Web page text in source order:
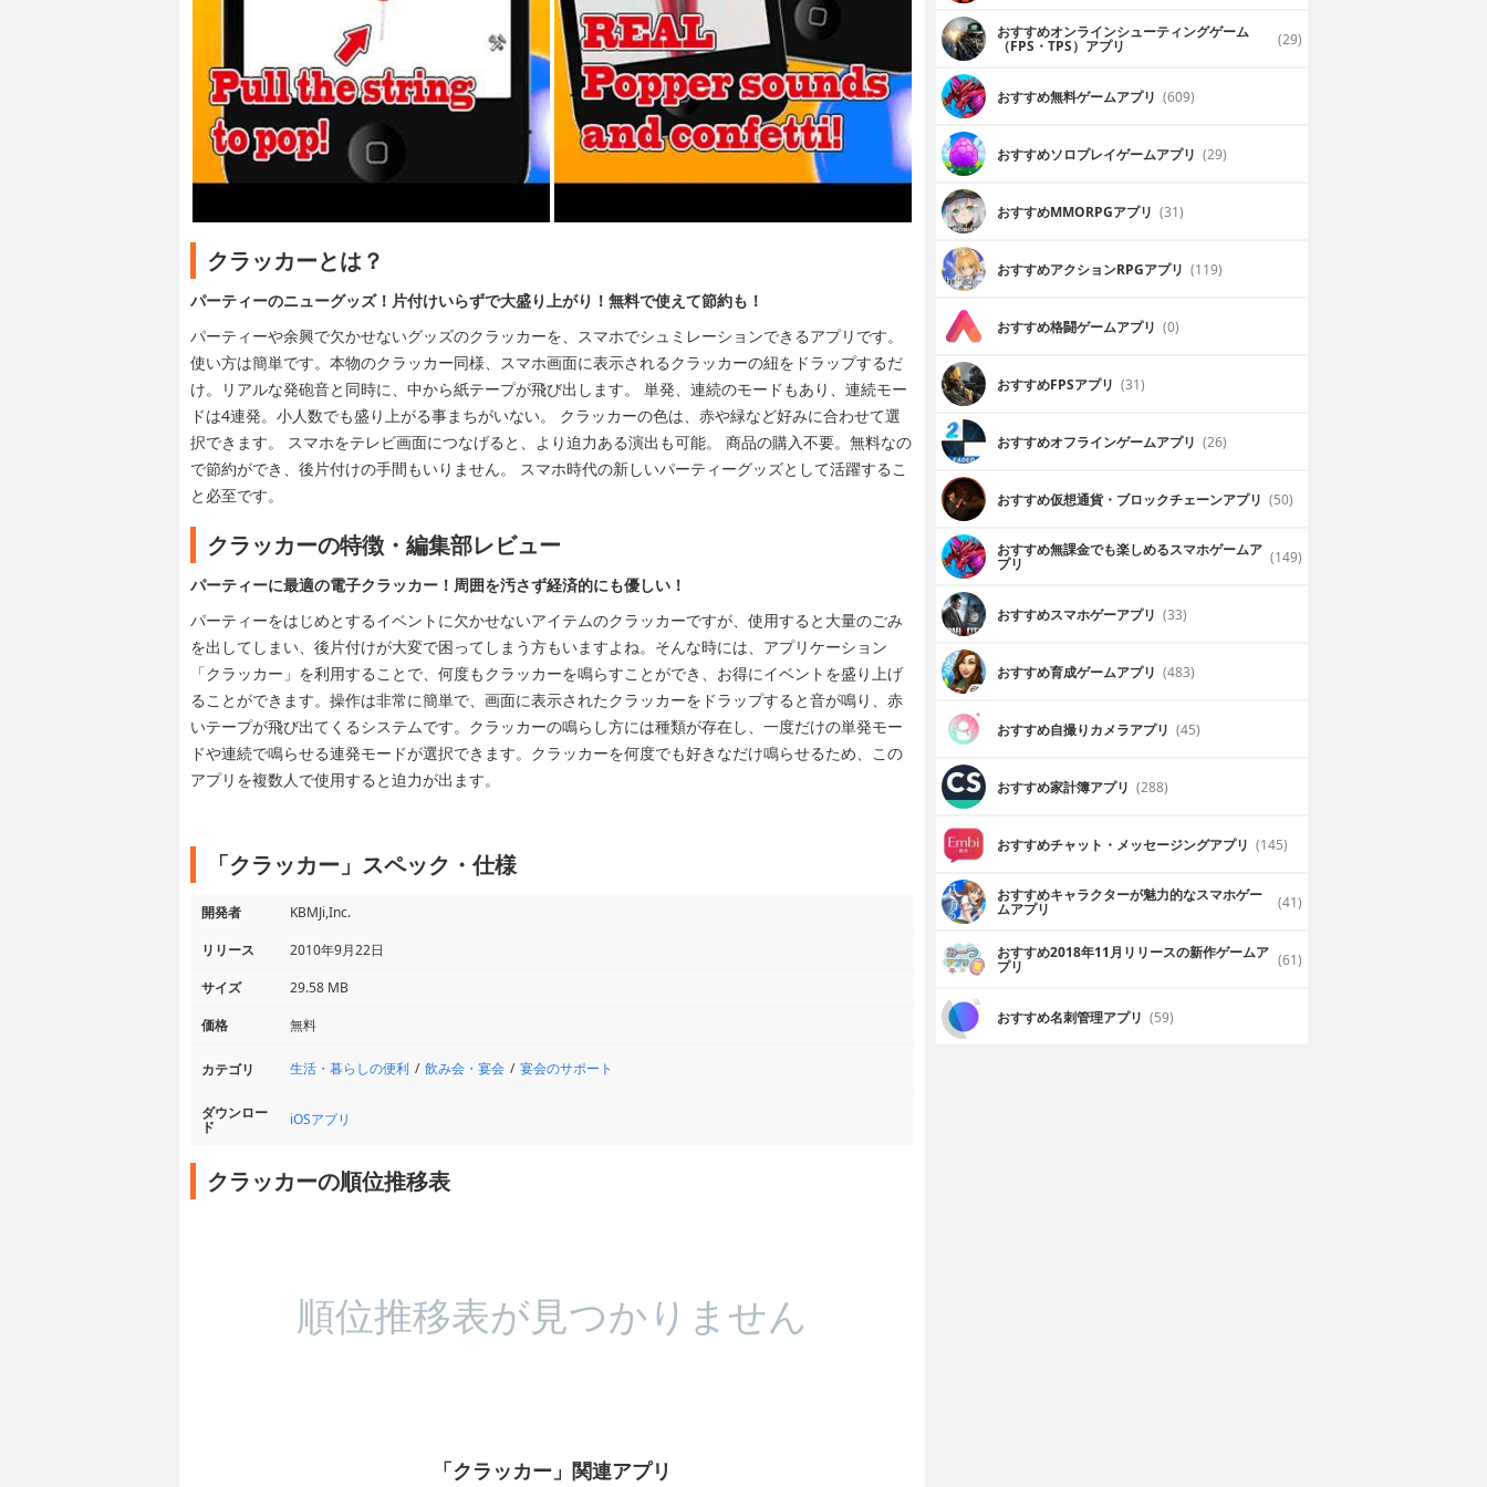
クラッカーとは？
パーティーのニューグッズ！片付けいらずで大盛り上がり！無料で使えて節約も！
パーティーや余興で欠かせないグッズのクラッカーを、スマホでシュミレーションできるアプリです。
使い方は簡単です。本物のクラッカー同様、スマホ画面に表示されるクラッカーの紐をドラップするだ
け。リアルな発砲音と同時に、中から紙テープが飛び出します。 単発、連続のモードもあり、連続モー
ドは4連発。小人数でも盛り上がる事まちがいない。 クラッカーの色は、赤や緑など好みに合わせて選
択できます。 スマホをテレビ画面につなげると、より迫力ある演出も可能。 商品の購入不要。無料なの
で節約ができ、後片付けの手間もいりません。 スマホ時代の新しいパーティーグッズとして活躍するこ
と必至です。
クラッカーの特徴・編集部レビュー
パーティーに最適の電子クラッカー！周囲を汚さず経済的にも優しい！
パーティーをはじめとするイベントに欠かせないアイテムのクラッカーですが、使用すると大量のごみ
を出してしまい、後片付けが大変で困ってしまう方もいますよね。そんな時には、アプリケーション
「クラッカー」を利用することで、何度もクラッカーを鳴らすことができ、お得にイベントを盛り上げ
ることができます。操作は非常に簡単で、画面に表示されたクラッカーをドラップすると音が鳴り、赤
いテープが飛び出てくるシステムです。クラッカーの鳴らし方には種類が存在し、一度だけの単発モー
ドや連続で鳴らせる連発モードが選択できます。クラッカーを何度でも好きなだけ鳴らせるため、この
アプリを複数人で使用すると迫力が出ます。
「クラッカー」スペック・仕様
開発者
KBMJi,Inc.
リリース
2010年9月22日
サイズ
29.58 MB
価格
無料
カテゴリ 生活・暮らしの便利 飲み会・宴会 宴会のサポート
ダウンロー
ド iOSアプリ
クラッカーの順位推移表
順位推移表が見つかりません
「クラッカー」関連アプリ
おすすめオンラインシューティングゲーム
（FPS・TPS）アプリ (29)
おすすめ無料ゲームアプリ (609)
おすすめソロプレイゲームアプリ (29)
おすすめ MMORPGアプリ (31)
おすすめアクションRPGアプリ (119)
おすすめ格闘ゲームアプリ (0)
おすすめFPSアプリ (31)
おすすめオフラインゲームアプリ (26)
おすすめ仮想通貨・ブロックチェーンアプリ (50)
おすすめ無課金でも楽しめるスマホゲームア
プリ (149)
おすすめスマホゲーアプリ (33)
おすすめ育成ゲームアプリ (483)
おすすめ自撮りカメラアプリ (45)
おすすめ家計簿アプリ (288)
おすすめチャット・メッセージングアプリ (145)
おすすめキャラクターが魅力的なスマホゲー
ムアプリ (41)
おすすめ2018年11月リリースの新作ゲームア
プリ (61)
おすすめ名刺管理アプリ (59)